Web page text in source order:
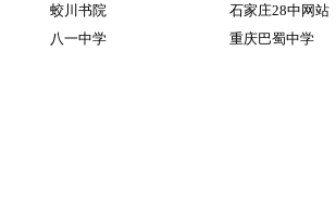
蛟川书院
石家庄28中网站
八一中学 重庆巴蜀中学